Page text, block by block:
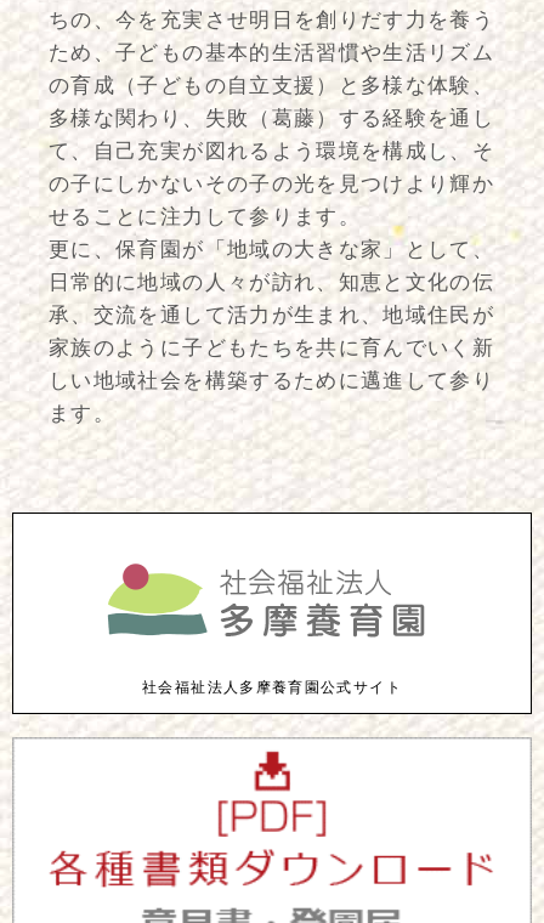
ちの、今を充実させ明日を創りだす力を養う
ため、子どもの基本的生活習慣や生活リズム
の育成（子どもの自立支援）と多様な体験、
多様な関わり、失敗（葛藤）する経験を通し
て、自己充実が図れるよう環境を構成し、そ
の子にしかないその子の光を見つけより輝か
せることに注力して参ります。
更に、保育園が「地域の大きな家」として、
日常的に地域の人々が訪れ、知恵と文化の伝
承、交流を通して活力が生まれ、地域住民が
家族のように子どもたちを共に育んでいく新
しい地域社会を構築するために邁進して参り
ます。
社会福祉法人多摩養育園公式サイト